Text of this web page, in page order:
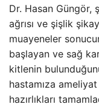
Dr. Hasan Güngör,
ağrısı ve şişlik
muayeneler
başlayan ve sağ
kitlenin
hastamıza
hazırlıkları